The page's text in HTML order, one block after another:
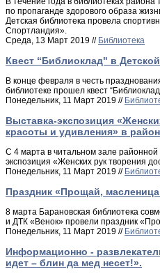
по пропаганде здорового образа
Детская библиотека провела
Спортландия».
Среда, 13 Март 2019 // Библиотека
Квест “Библиоклад" в
В конце февраля в честь
библиотеке прошел квест
Понедельник, 11 Март 2019 //
Выставка-экспозиция
красоты и удивления» в
С 4 марта в читальном зале районной
экспозиция «Женских рук творения
Понедельник, 11 Март 2019 //
Праздник «Прощай,
8 марта Барановская библиотека
и ДТК «Венок» провели праздник
Понедельник, 11 Март 2019 //
Информационно -
идет – блин да мед несет!».